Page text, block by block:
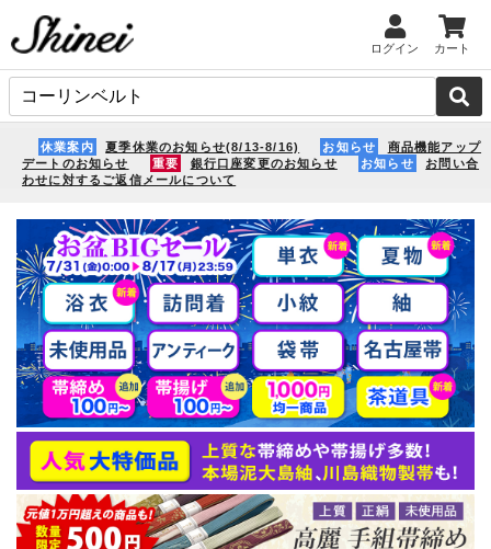
ログイン カート
休業案内 夏季休業のお知らせ(8/13-8/16) お知らせ
商品機能アップ
デートのお知らせ
重要 銀行口座変更のお知らせ お知らせ
お問い合
わせに対するご返信メールについて